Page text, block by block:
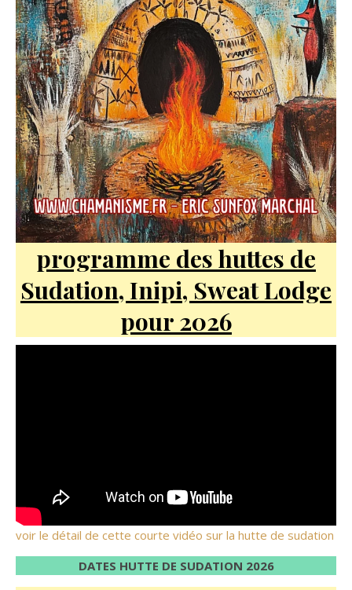
programme des huttes de
Sudation, Inipi, Sweat Lodge
pour 2026
voir le détail de cette courte vidéo sur la hutte de sudation
DATES HUTTE DE SUDATION 2026